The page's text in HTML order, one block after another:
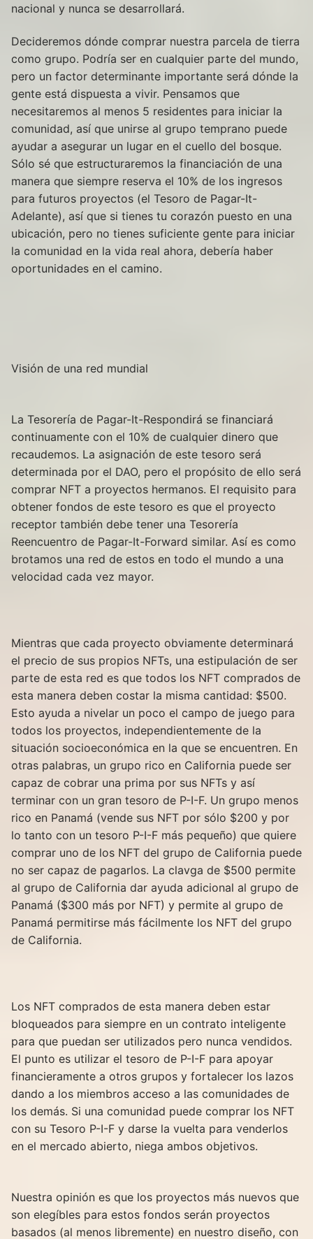
nacional y nunca se desarrollará.
Decideremos dónde comprar nuestra parcela de tierra
como grupo. Podría ser en cualquier parte del mundo,
pero un factor determinante importante será dónde la
gente está dispuesta a vivir. Pensamos que
necesitaremos al menos 5 residentes para iniciar la
comunidad, así que unirse al grupo temprano puede
ayudar a asegurar un lugar en el cuello del bosque.
Sólo sé que estructuraremos la financiación de una
manera que siempre reserva el 10% de los ingresos
para futuros proyectos (el Tesoro de Pagar-It-
Adelante), así que si tienes tu corazón puesto en una
ubicación, pero no tienes suficiente gente para iniciar
la comunidad en la vida real ahora, debería haber
oportunidades en el camino.
Visión de una red mundial
La Tesorería de Pagar-It-Respondirá se financiará
continuamente con el 10% de cualquier dinero que
recaudemos. La asignación de este tesoro será
determinada por el DAO, pero el propósito de ello será
comprar NFT a proyectos hermanos. El requisito para
obtener fondos de este tesoro es que el proyecto
receptor también debe tener una Tesorería
Reencuentro de Pagar-It-Forward similar. Así es como
brotamos una red de estos en todo el mundo a una
velocidad cada vez mayor.
Mientras que cada proyecto obviamente determinará
el precio de sus propios NFTs, una estipulación de ser
parte de esta red es que todos los NFT comprados de
esta manera deben costar la misma cantidad: $500.
Esto ayuda a nivelar un poco el campo de juego para
todos los proyectos, independientemente de la
situación socioeconómica en la que se encuentren. En
otras palabras, un grupo rico en California puede ser
capaz de cobrar una prima por sus NFTs y así
terminar con un gran tesoro de P-I-F. Un grupo menos
rico en Panamá (vende sus NFT por sólo $200 y por
lo tanto con un tesoro P-I-F más pequeño) que quiere
comprar uno de los NFT del grupo de California puede
no ser capaz de pagarlos. La clavga de $500 permite
al grupo de California dar ayuda adicional al grupo de
Panamá ($300 más por NFT) y permite al grupo de
Panamá permitirse más fácilmente los NFT del grupo
de California.
Los NFT comprados de esta manera deben estar
bloqueados para siempre en un contrato inteligente
para que puedan ser utilizados pero nunca vendidos.
El punto es utilizar el tesoro de P-I-F para apoyar
financieramente a otros grupos y fortalecer los lazos
dando a los miembros acceso a las comunidades de
los demás. Si una comunidad puede comprar los NFT
con su Tesoro P-I-F y darse la vuelta para venderlos
en el mercado abierto, niega ambos objetivos.
Nuestra opinión es que los proyectos más nuevos que
son elegíbles para estos fondos serán proyectos
basados (al menos libremente) en nuestro diseño, con